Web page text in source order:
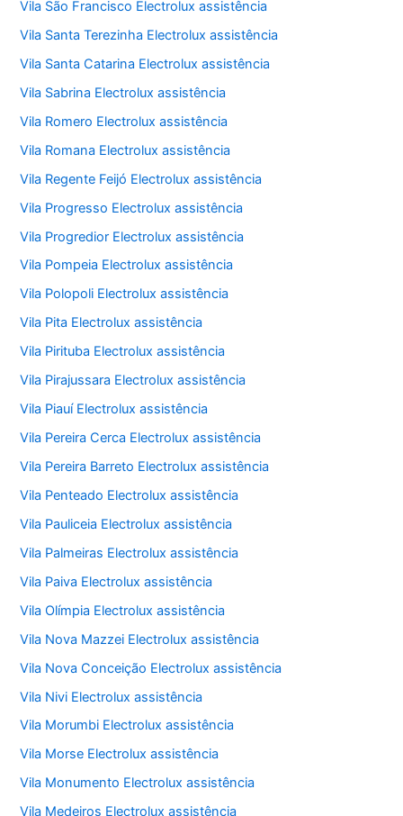
Vila São Francisco Electrolux assistência
Vila Santa Terezinha Electrolux assistência
Vila Santa Catarina Electrolux assistência
Vila Sabrina Electrolux assistência
Vila Romero Electrolux assistência
Vila Romana Electrolux assistência
Vila Regente Feijó Electrolux assistência
Vila Progresso Electrolux assistência
Vila Progredior Electrolux assistência
Vila Pompeia Electrolux assistência
Vila Polopoli Electrolux assistência
Vila Pita Electrolux assistência
Vila Pirituba Electrolux assistência
Vila Pirajussara Electrolux assistência
Vila Piauí Electrolux assistência
Vila Pereira Cerca Electrolux assistência
Vila Pereira Barreto Electrolux assistência
Vila Penteado Electrolux assistência
Vila Pauliceia Electrolux assistência
Vila Palmeiras Electrolux assistência
Vila Paiva Electrolux assistência
Vila Olímpia Electrolux assistência
Vila Nova Mazzei Electrolux assistência
Vila Nova Conceição Electrolux assistência
Vila Nivi Electrolux assistência
Vila Morumbi Electrolux assistência
Vila Morse Electrolux assistência
Vila Monumento Electrolux assistência
Vila Medeiros Electrolux assistência